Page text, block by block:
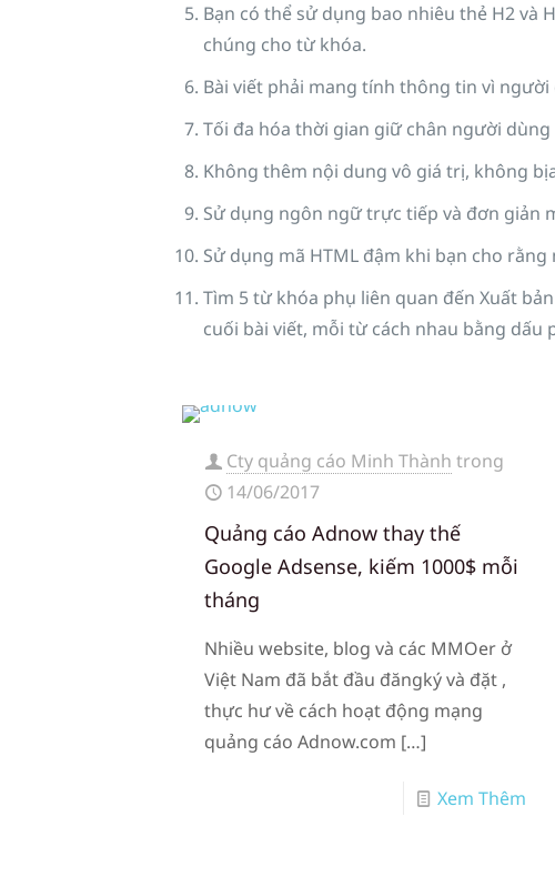
Bạn có thể sử dụng bao nhiêu thẻ H2 và
chúng cho từ khóa.
Bài viết phải mang tính thông tin vì
Tối đa hóa thời gian giữ chân người
Không thêm nội dung vô giá trị, không
Sử dụng ngôn ngữ trực tiếp và đơn giản
Sử dụng mã HTML đậm khi bạn cho
Tìm 5 từ khóa phụ liên quan đến Xuất
cuối bài viết, mỗi từ cách nhau bằng
Cty quảng cáo Minh Thành trong
14/06/2017
Quảng cáo Adnow thay thế
Google Adsense, kiếm 1000$ mỗi
tháng
Nhiều website, blog và các MMOer ở
Việt Nam đã bắt đầu đăngký và đặt ,
thực hư về cách hoạt động mạng
quảng cáo Adnow.com […]
Xem Thêm